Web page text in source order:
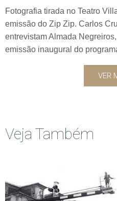
Fotografia tirada no Teatro
emissão do Zip Zip. Carlos
entrevistam Almada
emissão inaugural do
VER
Veja Também